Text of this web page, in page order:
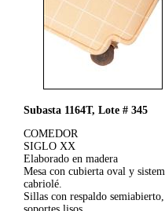
Subasta 1164T, Lote # 345
COMEDOR
SIGLO XX
Elaborado en madera
Mesa con cubierta oval y
cabriolé.
Sillas con respaldo